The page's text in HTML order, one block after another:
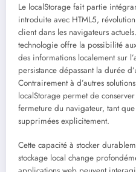
Le localStorage fait partie
introduite avec HTML5,
client dans les navigateurs actuels.
technologie offre la possibilité
des informations localement sur
persistance dépassant la durée
Contrairement à d’autres
localStorage permet de
fermeture du navigateur, tant
supprimées explicitement.
Cette capacité à stocker
stockage local change